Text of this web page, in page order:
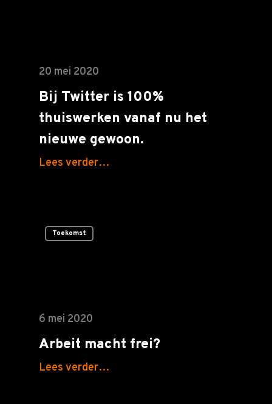
20 mei 2020
Bij Twitter is 100%
thuiswerken vanaf nu het
nieuwe gewoon.
Lees verder…
Toekomst
6 mei 2020
Arbeit macht frei?
Lees verder…